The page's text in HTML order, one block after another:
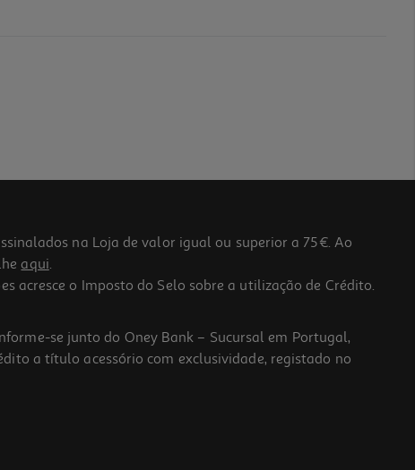
na Loja de valor igual ou superior a 75€. Ao
aqui.
acresce o Imposto do Selo sobre a utilização de Crédito.
se junto do Oney Bank – Sucursal em Portugal,
a título acessório com exclusividade, registado no